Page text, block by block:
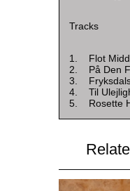
Tracks
1. Flot
2. På Den
3. Fryksdals
4. Til
5. Rosette